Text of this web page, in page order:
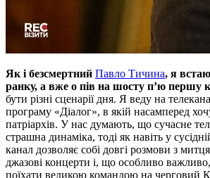
Як і безсмертний Павло Тичина, я встаю
ранку, а вже о пів на шосту п’ю першу
бути різні сценарії дня. Я веду на
програму «Діалог», в якій насамперед
патріархів. У нас думають, що сучасне
страшна динаміка, тоді як навіть у
канал дозволяє собі довгі розмови з
джазові концерти і, що особливо
поїхати великою командою на черговий